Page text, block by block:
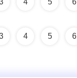
4 5 6
4 5 6